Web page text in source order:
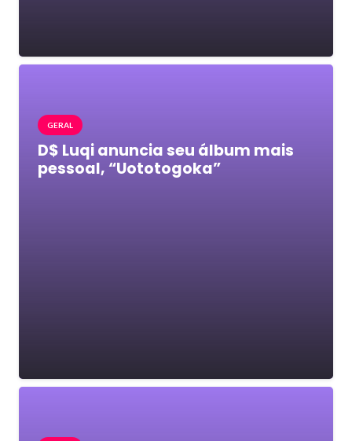
GERAL
D$ Luqi anuncia seu álbum mais
pessoal, “Uototogoka”